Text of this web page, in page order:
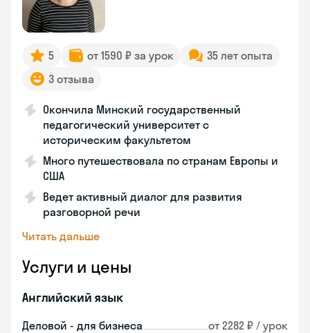
5 от 1590 ₽ за урок
35 лет опыта
3 отзыва
Окончила Минский государственный
педагогический университет с
историческим факультетом
Много путешествовала по странам Европы и
США
Ведет активный диалог для развития
разговорной речи
Читать дальше
Услуги и цены
Английский язык
Деловой - для бизнеса от 2282 ₽ / урок